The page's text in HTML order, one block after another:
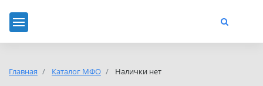
Главная Каталог МФО Налички нет